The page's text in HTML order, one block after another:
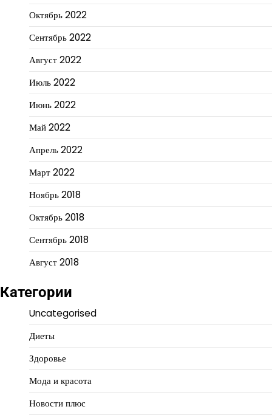
Октябрь 2022
Сентябрь 2022
Август 2022
Июль 2022
Июнь 2022
Май 2022
Апрель 2022
Март 2022
Ноябрь 2018
Октябрь 2018
Сентябрь 2018
Август 2018
Категории
Uncategorised
Диеты
Здоровье
Мода и красота
Новости плюс